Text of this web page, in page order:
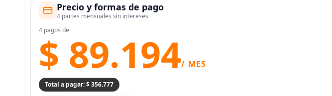
Precio y formas de pago
4 partes mensuales sin intereses
4 pagos de
$ 89.194/ MES
Total a pagar: $ 356.777